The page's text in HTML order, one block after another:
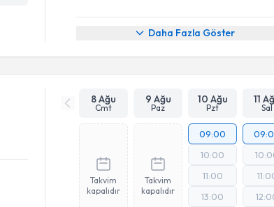
Daha Fazla Göster
8 Ağu
Cmt
9 Ağu
Paz
10 Ağu
Pzt
11
Sal
Takvim
kapalıdır
Takvim
kapalıdır
09:00
10:00
11:00
13:00